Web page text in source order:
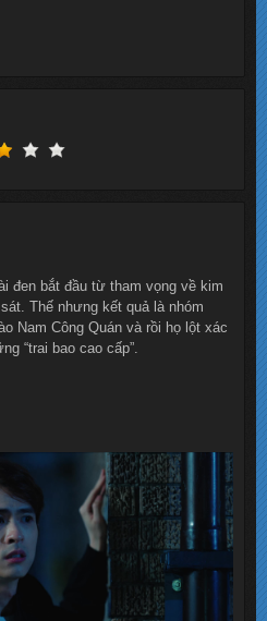
đen bắt đầu từ tham vọng về kim
Thế nhưng kết quả là nhóm
Nam Công Quán và rồi họ lột xác
“trai bao cao cấp”.